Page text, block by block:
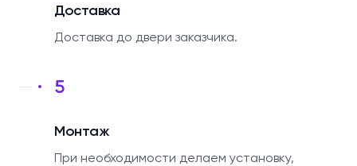
Доставка
Доставка до двери заказчика.
5
Монтаж
При необходимости делаем установку,